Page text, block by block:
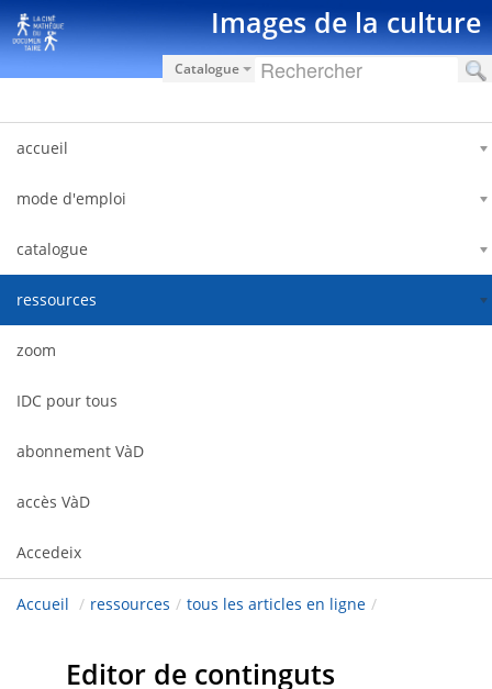
Salta al contigut Images de la culture
Catalogue
accueil
mode d'emploi
catalogue
ressources
zoom
IDC pour tous
abonnement VàD
accès VàD
Accedeix
Accueil / ressources / tous les articles en ligne /
Editor de continguts